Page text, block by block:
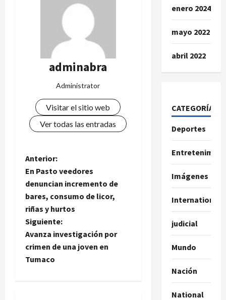
adminabra
Administrator
Visitar el sitio web
Ver todas las entradas
N
a
v
e
g
a
Anterior:
En Pasto veedores
denuncian incremento de
bares, consumo de licor,
riñas y hurtos
Siguiente:
Avanza investigación por
crimen de una joven en
Tumaco
enero 2024
mayo 2022
abril 2022
CATEGORÍAS
Deportes
Imágenes
International
judicial
Mundo
Nación
National